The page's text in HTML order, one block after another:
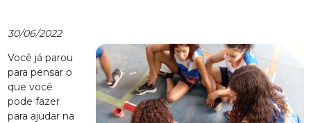
30/06/2022
Você já parou
para pensar o
que você
pode fazer
para ajudar na